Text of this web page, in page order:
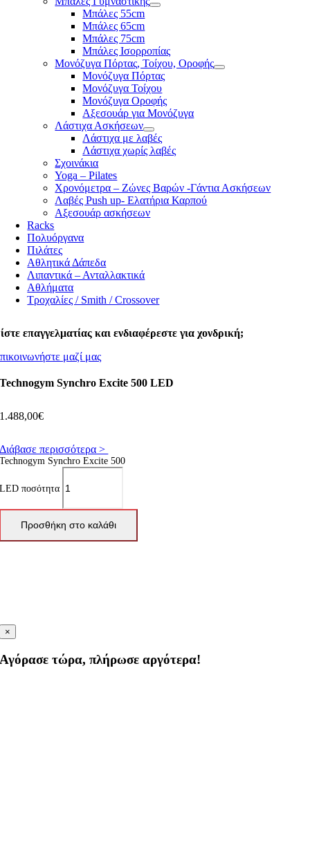
Μπάλες 55cm
Μπάλες 65cm
Μπάλες 75cm
Μπάλες Ισορροπίας
Μονόζυγα Πόρτας, Τοίχου, Οροφής
Μονόζυγα Πόρτας
Μονόζυγα Τοίχου
Μονόζυγα Οροφής
Αξεσουάρ για Μονόζυγα
Λάστιχα Ασκήσεων
Λάστιχα με λαβές
Λάστιχα χωρίς λαβές
Σχοινάκια
Yoga – Pilates
Χρονόμετρα – Ζώνες Βαρών -Γάντια Ασκήσεων
Λαβές Push up- Ελατήρια Καρπού
Αξεσουάρ ασκήσεων
Racks
Πολυόργανα
Πιλάτες
Αθλητικά Δάπεδα
Λιπαντικά – Ανταλλακτικά
Αθλήματα
Τροχαλίες / Smith / Crossover
επαγγελματίας και ενδιαφέρεστε για χονδρική;
μαζί μας
Technogym Synchro Excite 500 LED
1.488,00€
Διάβασε περισσότερα >
Technogym Synchro Excite 500
LED ποσότητα
Προσθήκη στο καλάθι
×
Αγόρασε τώρα, πλήρωσε αργότερα!